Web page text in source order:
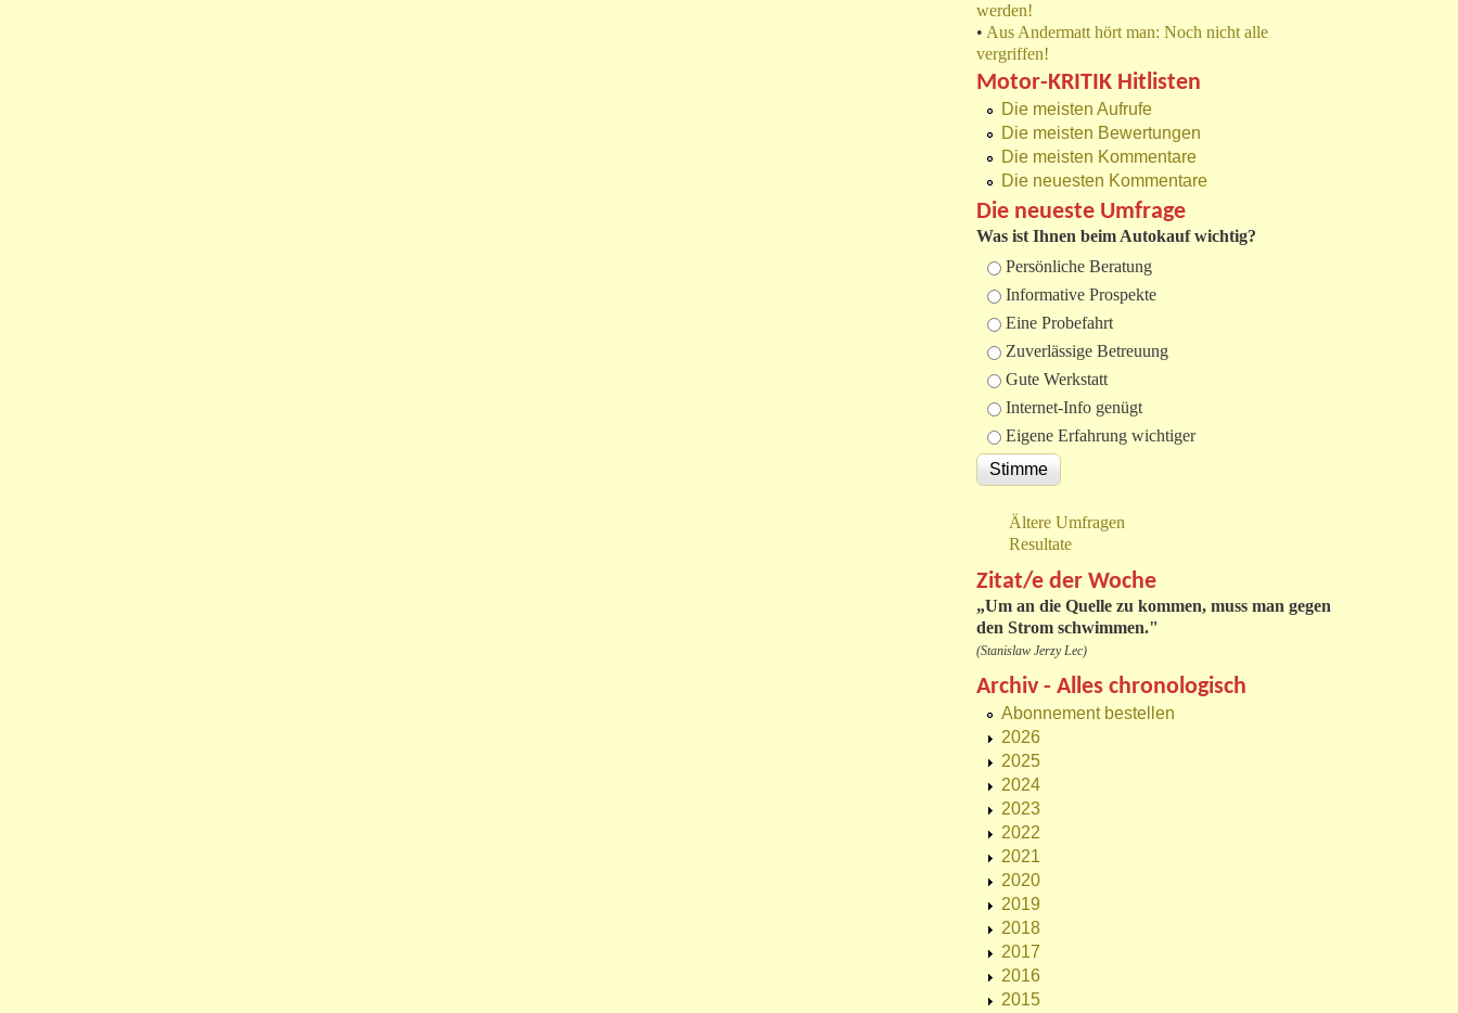
werden!
• Aus Andermatt hört man: Noch nicht alle
vergriffen!
Motor-KRITIK Hitlisten
Die meisten Aufrufe
Die meisten Bewertungen
Die meisten Kommentare
Die neuesten Kommentare
Die neueste Umfrage
Was ist Ihnen beim Autokauf wichtig?
Auswahlmöglichkeiten
Persönliche Beratung
Informative Prospekte
Eine Probefahrt
Zuverlässige Betreuung
Gute Werkstatt
Internet-Info genügt
Eigene Erfahrung wichtiger
Ältere Umfragen
Resultate
Zitat/e der Woche
„Um an die Quelle zu kommen, muss man gegen
den Strom schwimmen."
(Stanislaw Jerzy Lec)
Archiv - Alles chronologisch
Abonnement bestellen
2026
2025
2024
2023
2022
2021
2020
2019
2018
2017
2016
2015